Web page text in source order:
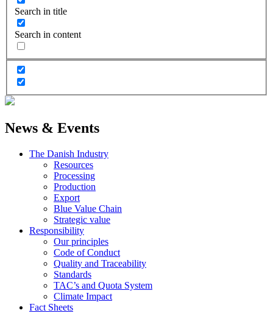
Search in title
Search in content
News & Events
The Danish Industry
Resources
Processing
Production
Export
Blue Value Chain
Strategic value
Responsibility
Our principles
Code of Conduct
Quality and Traceability
Standards
TAC’s and Quota System
Climate Impact
Fact Sheets